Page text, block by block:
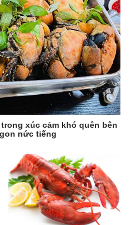
xúc cảm khó quên bên
nức tiếng